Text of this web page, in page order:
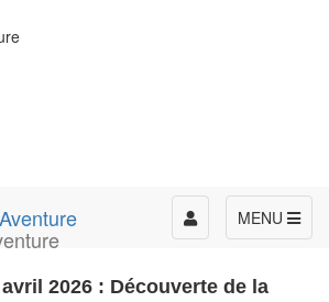
MENU
Toggle
navigation
2026 : Découverte de la